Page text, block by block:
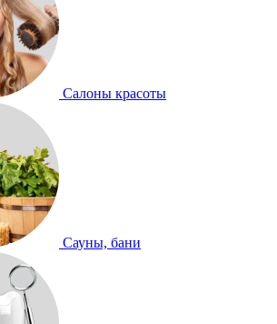
Салоны красоты
Сауны, бани